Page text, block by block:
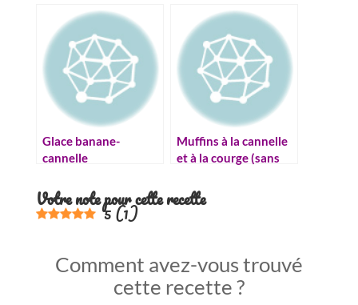
Glace banane-
cannelle
Muffins à la cannelle
et à la courge (sans
Votre note pour cette recette
5(1)
Comment avez-vous trouvé
cette recette ?